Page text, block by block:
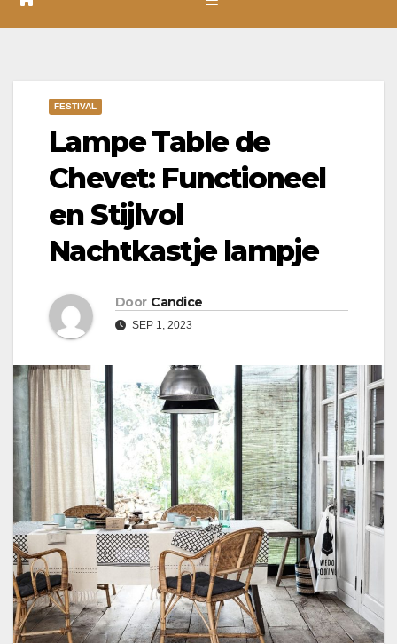
FESTIVAL
Lampe Table de
Chevet: Functioneel
en Stijlvol
Nachtkastje lampje
Door Candice
SEP 1, 2023